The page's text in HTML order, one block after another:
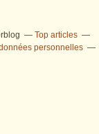
Top articles
personnelles